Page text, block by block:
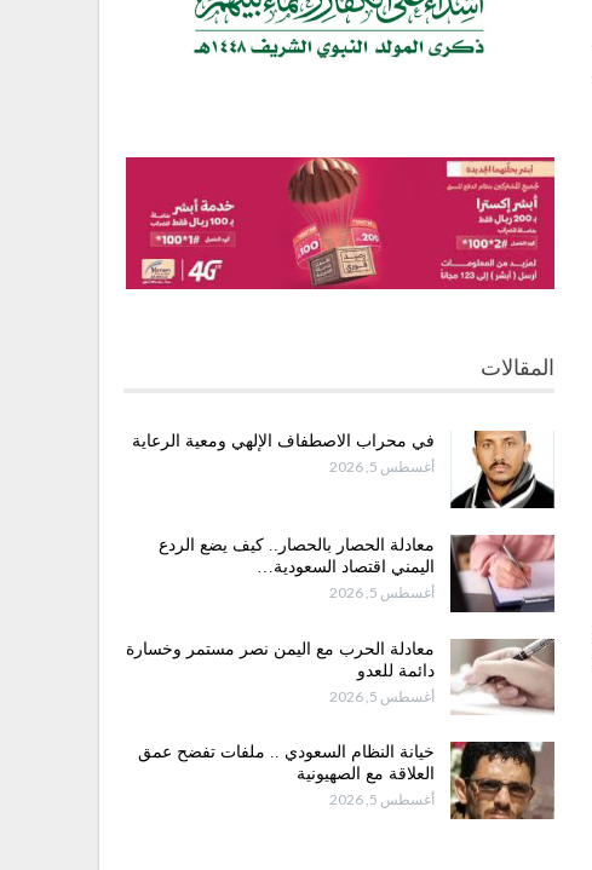
المقالات
في محراب الاصطفاف الإلهي ومعية الرعاية
أغسطس 5, 2026
معادلة الحصار بالحصار.. كيف يضع الردع
اليمني اقتصاد السعودية…
أغسطس 5, 2026
معادلة الحرب مع اليمن نصر مستمر وخسارة
دائمة للعدو
أغسطس 5, 2026
خيانة النظام السعودي .. ملفات تفضح عمق
العلاقة مع الصهيونية
أغسطس 5, 2026